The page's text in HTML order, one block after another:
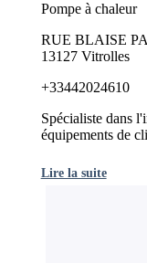
Pompe à chaleur
RUE BLAISE
13127 Vitrolles
+33442024610
Spécialiste dans
équipements de
Lire la suite